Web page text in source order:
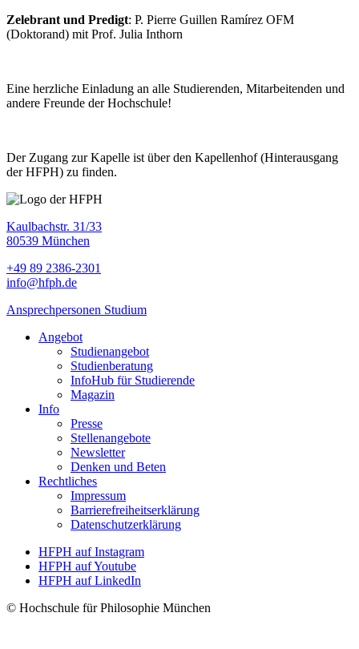
Zelebrant und Predigt: P. Pierre Guillen Ramírez OFM
(Doktorand) mit Prof. Julia Inthorn
Eine herzliche Einladung an alle Studierenden, Mitarbeitenden und
andere Freunde der Hochschule!
Der Zugang zur Kapelle ist über den Kapellenhof (Hinterausgang
der HFPH) zu finden.
Kaulbachstr. 31/33
80539 München
+49 89 2386-2301
info@hfph.de
Ansprechpersonen Studium
Angebot
Studienangebot
Studien­beratung
InfoHub für Studierende
Magazin
Info
Presse
Stellenangebote
Newsletter
Denken und Beten
Rechtliches
Impressum
Barrierefreiheitserklärung
Datenschutzerklärung
HFPH auf Instagram
HFPH auf Youtube
HFPH auf LinkedIn
© Hochschule für Philosophie München